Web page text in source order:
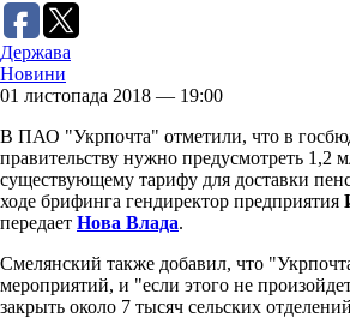
Держава
Новини
01 листопада 2018 — 19:00
В ПАО "Укрпочта" отметили, что в
правительству нужно предусмотреть 1,2
существующему тарифу для доставки
ходе брифинга гендиректор предприятия
передает Нова Влада.
Смелянский также добавил, что
мероприятий, и "если этого не
закрыть около 7 тысяч сельских